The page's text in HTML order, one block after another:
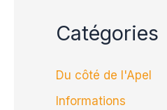
Catégories
Du côté de l'Apel
Informations